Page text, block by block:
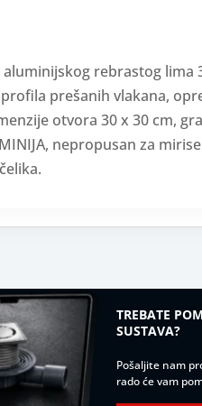
rebrastog lima
prešanih vlakana,
otvora 30 x 30 cm,
nepropusan za
TREBATE
SUSTAVA?
Pošaljite nam
rado će vam